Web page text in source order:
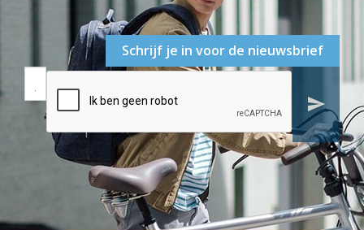
Schrijf je in voor de nieuwsbrief
send